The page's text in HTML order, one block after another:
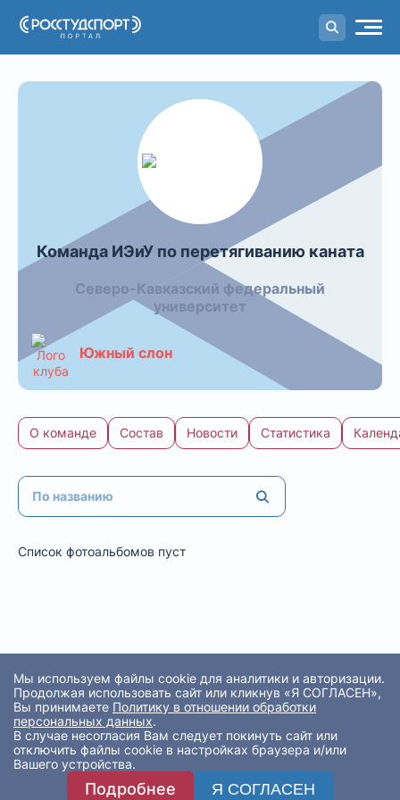
Порталстуденческого спорта
Команда ИЭиУ по перетягиванию каната
Северо-Кавказский федеральный
университет
Южный слон
О команде Состав Новости Статистика
Фото команды: Команда ИЭиУ
Список фотоальбомов пуст
Мы используем файлы cookie для аналитики и авторизации.
Продолжая использовать сайт или кликнув «Я СОГЛАСЕН»,
Вы принимаете Политику в отношении обработки
персональных данных.
В случае несогласия Вам следует покинуть сайт или
отключить файлы cookie в настройках браузера и/или
Вашего устройства.
Подробнее Я СОГЛАСЕН